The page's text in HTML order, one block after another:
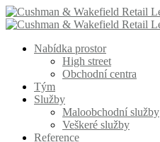
Nabídka prostor
High street
Obchodní centra
Tým
Služby
Maloobchodní služby
Veškeré služby
Reference